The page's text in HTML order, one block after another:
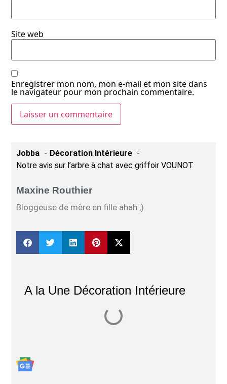
Site web
Enregistrer mon nom, mon e-mail et mon site dans
le navigateur pour mon prochain commentaire.
Jobba
Décoration Intérieure
Notre avis sur l’arbre à chat avec griffoir VOUNOT
Maxine Routhier
Bloggeuse de mère en fille ahah ;)
A la Une Décoration Intérieure